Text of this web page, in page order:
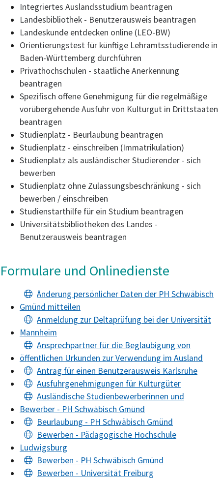
Integriertes Auslandsstudium beantragen
Landesbibliothek - Benutzerausweis beantragen
Landeskunde entdecken online (LEO-BW)
Orientierungstest für künftige Lehramtsstudierende in
Baden-Württemberg durchführen
Privathochschulen - staatliche Anerkennung
beantragen
Spezifisch offene Genehmigung für die regelmäßige
vorübergehende Ausfuhr von Kulturgut in Drittstaaten
beantragen
Studienplatz - Beurlaubung beantragen
Studienplatz - einschreiben (Immatrikulation)
Studienplatz als ausländischer Studierender - sich
bewerben
Studienplatz ohne Zulassungsbeschränkung - sich
bewerben / einschreiben
Studienstarthilfe für ein Studium beantragen
Universitätsbibliotheken des Landes -
Benutzerausweis beantragen
Formulare und Onlinedienste
Änderung persönlicher Daten der PH Schwäbisch
Gmünd mitteilen
Anmeldung zur Deltaprüfung bei der Universität
Mannheim
Ansprechpartner für die Beglaubigung von
öffentlichen Urkunden zur Verwendung im Ausland
Antrag für einen Benutzerausweis Karlsruhe
Ausfuhrgenehmigungen für Kulturgüter
Ausländische Studienbewerberinnen und
Bewerber - PH Schwäbisch Gmünd
Beurlaubung - PH Schwäbisch Gmünd
Bewerben - Pädagogische Hochschule
Ludwigsburg
Bewerben - PH Schwäbisch Gmünd
Bewerben - Universität Freiburg